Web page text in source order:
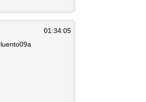
01:34:05
luento09a